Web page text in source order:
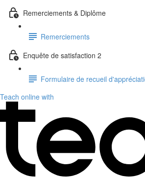
Remerciements & Diplôme
Remerciements
Enquête de satisfaction 2
Formulaire de recueil
Teach online with